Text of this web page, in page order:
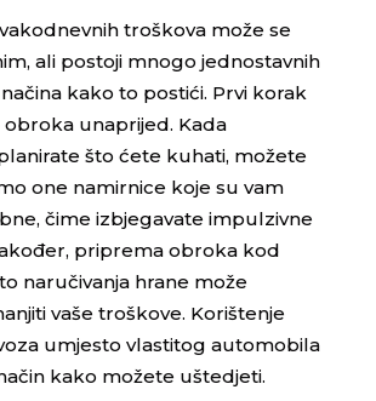
troškova može se
ali postoji mnogo jednostavnih
kako to postići. Prvi korak
obroka unaprijed. Kada
što ćete kuhati, možete
one namirnice koje su vam
čime izbjegavate impulzivne
priprema obroka kod
naručivanja hrane može
vaše troškove. Korištenje
umjesto vlastitog automobila
kako možete uštedjeti.